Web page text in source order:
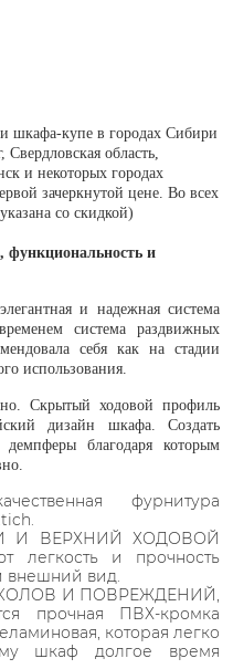
шкафа-купе в городах Сибири
область,
и некоторых городах
зачеркнутой цене. Во всех
со скидкой)
функциональность и
и надежная система
система раздвижных
себя как на стадии
использования.
Скрытый ходовой профиль
дизайн шкафа. Создать
благодаря которым
фурнитура
И ВЕРХНИЙ ХОДОВОЙ
легкость и прочность
внешний вид.
И ПОВРЕЖДЕНИЙ,
прочная ПВХ-кромка
которая легко
шкаф долгое время